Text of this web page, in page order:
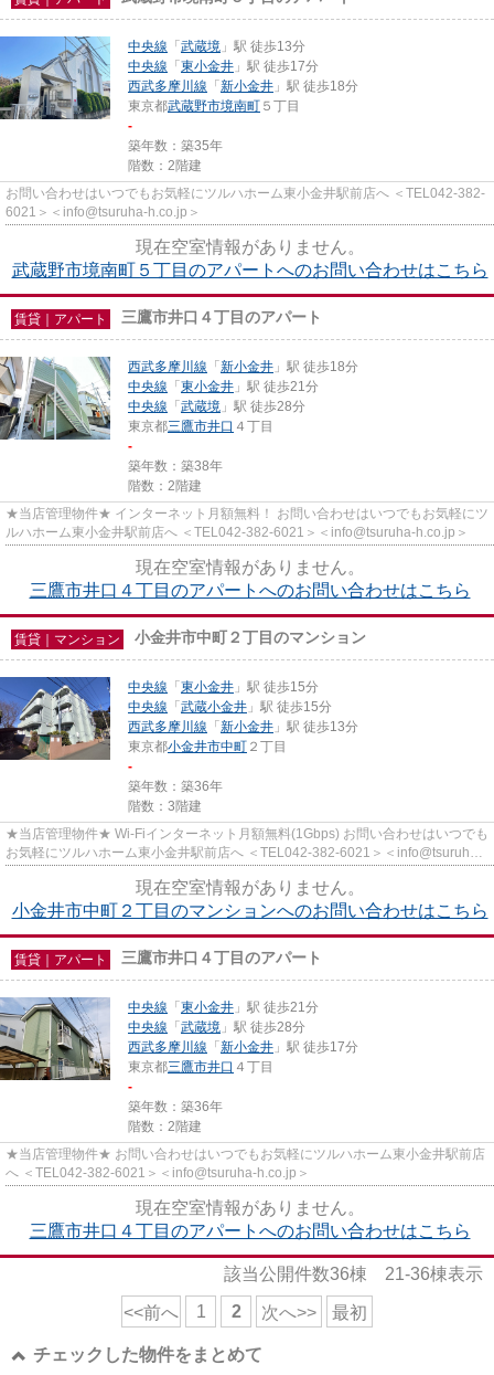
中央線 「 武蔵境 」駅 徒歩13分
中央線 「 東小金井 」駅 徒歩17分
西武多摩川線 「 新小金井 」駅 徒歩18分
東京都武蔵野市境南町 ５丁目
-
築年数：築35年
階数：2階建
お問い合わせはいつでもお気軽にツルハホーム東小金井駅前店へ ＜TEL042-382-
6021＞＜info@tsuruha-h.co.jp＞
現在空室情報がありません。
武蔵野市境南町５丁目のアパートへのお問い合わせはこちら
賃貸｜アパート 三鷹市井口４丁目のアパート
西武多摩川線 「 新小金井 」駅 徒歩18分
中央線 「 東小金井 」駅 徒歩21分
中央線 「 武蔵境 」駅 徒歩28分
東京都三鷹市井口 ４丁目
-
築年数：築38年
階数：2階建
★当店管理物件★ インターネット月額無料！ お問い合わせはいつでもお気軽にツ
ルハホーム東小金井駅前店へ ＜TEL042-382-6021＞＜info@tsuruha-h.co.jp＞
現在空室情報がありません。
三鷹市井口４丁目のアパートへのお問い合わせはこちら
賃貸｜マンション 小金井市中町２丁目のマンション
中央線 「 東小金井 」駅 徒歩15分
中央線 「 武蔵小金井 」駅 徒歩15分
西武多摩川線 「 新小金井 」駅 徒歩13分
東京都小金井市中町 ２丁目
-
築年数：築36年
階数：3階建
★当店管理物件★ Wi-Fiインターネット月額無料(1Gbps) お問い合わせはいつでも
お気軽にツルハホーム東小金井駅前店へ ＜TEL042-382-6021＞＜info@tsuruha-
現在空室情報がありません。
小金井市中町２丁目のマンションへのお問い合わせはこちら
賃貸｜アパート 三鷹市井口４丁目のアパート
中央線 「 東小金井 」駅 徒歩21分
中央線 「 武蔵境 」駅 徒歩28分
西武多摩川線 「 新小金井 」駅 徒歩17分
東京都三鷹市井口 ４丁目
-
築年数：築36年
階数：2階建
★当店管理物件★ お問い合わせはいつでもお気軽にツルハホーム東小金井駅前店
へ ＜TEL042-382-6021＞＜info@tsuruha-h.co.jp＞
現在空室情報がありません。
三鷹市井口４丁目のアパートへのお問い合わせはこちら
該当公開件数36棟 21-36棟表示
<<前へ 1 2 次へ>> 最初
チェックした物件をまとめて